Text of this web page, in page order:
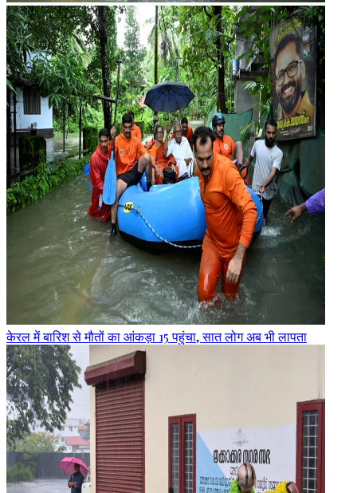
केरल में बारिश से मौतों का आंकड़ा 15 पहुंचा, सात लोग अब भी लापता